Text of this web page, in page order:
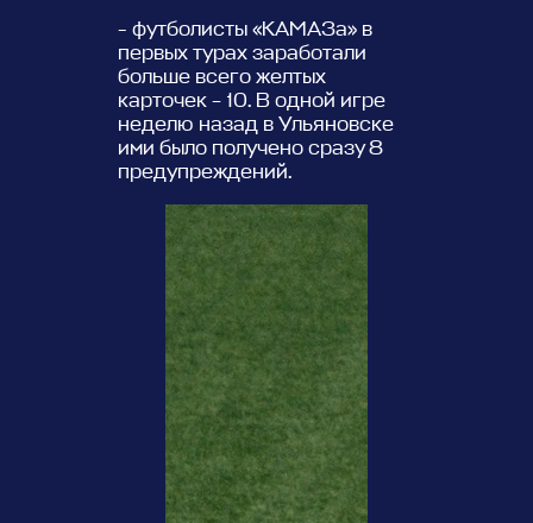
- футболисты «КАМАЗа» в
первых турах заработали
больше всего желтых
карточек – 10. В одной игре
неделю назад в Ульяновске
ими было получено сразу 8
предупреждений.